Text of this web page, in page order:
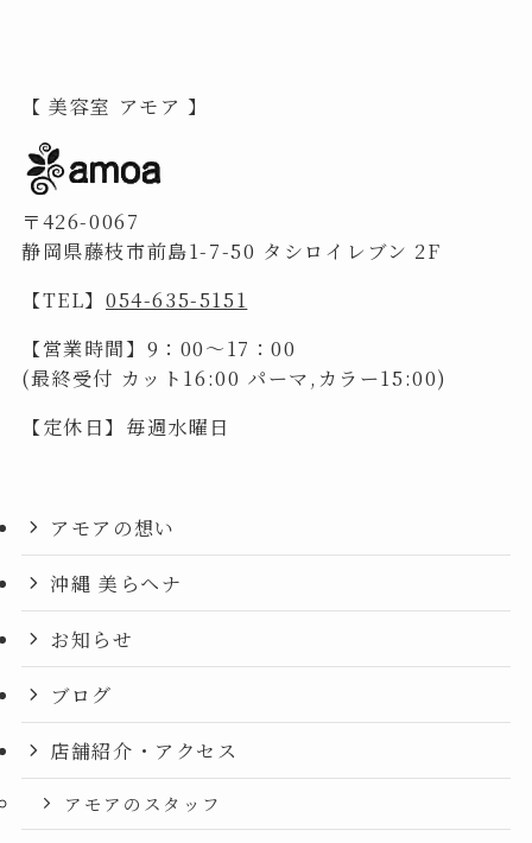
【 美容室 アモア 】
〒426-0067
静岡県藤枝市前島1-7-50 タシロイレブン 2F
【TEL】 054-635-5151
【営業時間】9：00～17：00
(最終受付 カット16:00 パーマ,カラー15:00)
【定休日】毎週水曜日
アモアの想い
沖縄 美らヘナ
お知らせ
ブログ
店舗紹介・アクセス
アモアのスタッフ